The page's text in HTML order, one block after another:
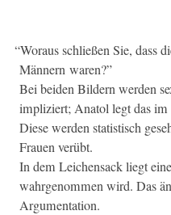
“Woraus schließen Sie, dass
Män­nern waren?”
Bei bei­den Bildern wer­den
impliziert; Ana­tol legt das
Diese wer­den sta­tis­tisch
Frauen verübt.
In dem Leichen­sack liegt
wahrgenom­men wird. Das
Argumentation.